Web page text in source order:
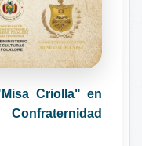
Criolla" en